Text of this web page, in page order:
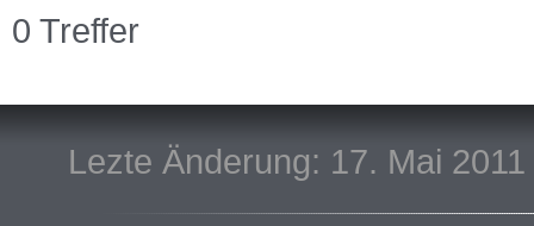
0 Treffer
Lezte Änderung: 17. Mai